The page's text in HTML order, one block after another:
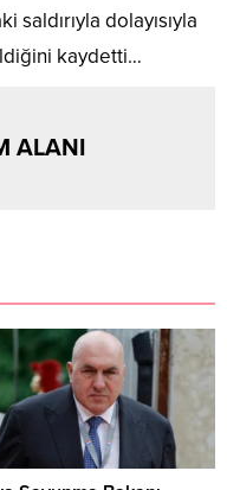
saldırıyla dolayısıyla
kaydetti…
ALANI